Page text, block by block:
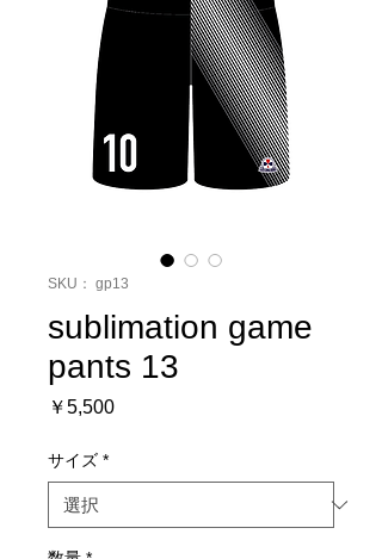
SKU： gp13
sublimation game
pants 13
￥5,500価
サイズ *